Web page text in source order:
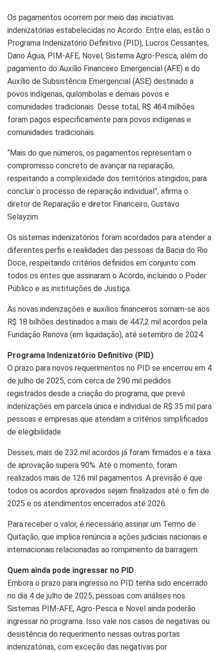
Os pagamentos ocorrem por meio das iniciativas
indenizatórias estabelecidas no Acordo. Entre elas, estão o
Programa Indenizatório Definitivo (PID), Lucros Cessantes,
Dano Água, PIM-AFE, Novel, Sistema Agro-Pesca, além do
pagamento do Auxílio Financeiro Emergencial (AFE) e do
Auxílio de Subsistência Emergencial (ASE) destinado a
povos indígenas, quilombolas e demais povos e
comunidades tradicionais. Desse total, R$ 464 milhões
foram pagos especificamente para povos indígenas e
comunidades tradicionais.
“Mais do que números, os pagamentos representam o
compromisso concreto de avançar na reparação,
respeitando a complexidade dos territórios atingidos, para
concluir o processo de reparação individual”, afirma o
diretor de Reparação e diretor Financeiro, Gustavo
Selayzim.
Os sistemas indenizatórios foram acordados para atender a
diferentes perfis e realidades das pessoas da Bacia do Rio
Doce, respeitando critérios definidos em conjunto com
todos os entes que assinaram o Acordo, incluindo o Poder
Público e as instituições de Justiça.
As novas indenizações e auxílios financeiros somam-se aos
R$ 18 bilhões destinados a mais de 447,2 mil acordos pela
Fundação Renova (em liquidação), até setembro de 2024.
Programa Indenizatório Definitivo (PID)
O prazo para novos requerimentos no PID se encerrou em 4
de julho de 2025, com cerca de 290 mil pedidos
registrados desde a criação do programa, que prevê
indenizações em parcela única e individual de R$ 35 mil para
pessoas e empresas que atendam a critérios simplificados
de elegibilidade.
Desses, mais de 232 mil acordos já foram firmados e a taxa
de aprovação supera 90%. Até o momento, foram
realizados mais de 126 mil pagamentos. A previsão é que
todos os acordos aprovados sejam finalizados até o fim de
2025 e os atendimentos encerrados até 2026.
Para receber o valor, é necessário assinar um Termo de
Quitação, que implica renúncia a ações judiciais nacionais e
internacionais relacionadas ao rompimento da barragem.
Quem ainda pode ingressar no PID
Embora o prazo para ingresso no PID tenha sido encerrado
no dia 4 de julho de 2025, pessoas com análises nos
Sistemas PIM-AFE, Agro-Pesca e Novel ainda poderão
ingressar no programa. Isso vale nos casos de negativas ou
desistência do requerimento nessas outras portas
indenizatórias, com exceção das negativas por